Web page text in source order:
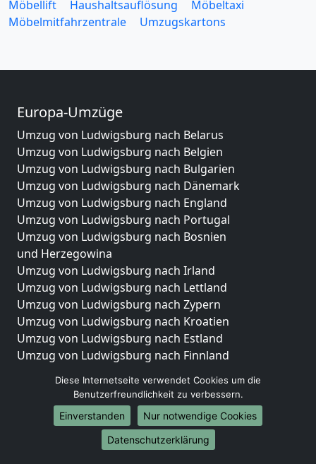
Möbellift
Haushaltsauflösung
Möbeltaxi
Möbelmitfahrzentrale
Umzugskartons
Europa-Umzüge
Umzug von Ludwigsburg nach Belarus
Umzug von Ludwigsburg nach Belgien
Umzug von Ludwigsburg nach Bulgarien
Umzug von Ludwigsburg nach Dänemark
Umzug von Ludwigsburg nach England
Umzug von Ludwigsburg nach Portugal
Umzug von Ludwigsburg nach Bosnien
und Herzegowina
Umzug von Ludwigsburg nach Irland
Umzug von Ludwigsburg nach Lettland
Umzug von Ludwigsburg nach Zypern
Umzug von Ludwigsburg nach Kroatien
Umzug von Ludwigsburg nach Estland
Umzug von Ludwigsburg nach Finnland
Umzug von Ludwigsburg nach Griechenland
Umzug von Ludwigsburg nach Italien
Umzug von Ludwigsburg nach Liechtenstein
Umzug von Ludwigsburg nach Luxemburg
Diese Internetseite verwendet Cookies um die
Benutzerfreundlichkeit zu verbessern.
Einverstanden
Nur notwendige Cookies
Datenschutzerklärung